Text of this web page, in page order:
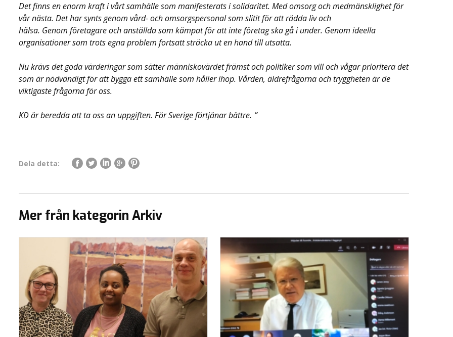
Det finns en enorm kraft i vårt samhälle som manifesterats i solidaritet. Med omsorg och medmänsklighet för
vår nästa. Det har synts genom vård- och omsorgspersonal som slitit för att rädda liv och
hälsa. Genom företagare och anställda som kämpat för att inte företag ska gå i under. Genom ideella
organisationer som trots egna problem fortsatt sträcka ut en hand till utsatta.
Nu krävs det goda värderingar som sätter människovärdet främst och politiker som vill och vågar prioritera det
som är nödvändigt för att bygga ett samhälle som håller ihop. Vården, äldrefrågorna och tryggheten är de
viktigaste frågorna för oss.
KD är beredda att ta oss an uppgiften. För Sverige förtjänar bättre.
Dela detta:
Mer från kategorin Arkiv